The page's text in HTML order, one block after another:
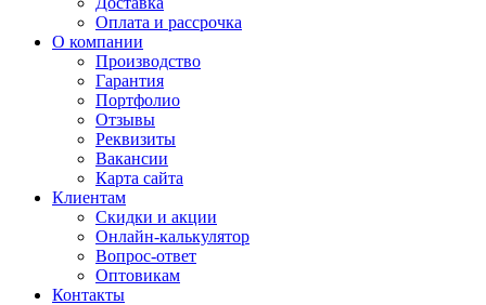
Оплата и рассрочка
О компании
Производство
Гарантия
Портфолио
Отзывы
Реквизиты
Вакансии
Карта сайта
Клиентам
Скидки и акции
Онлайн-калькулятор
Вопрос-ответ
Оптовикам
Контакты